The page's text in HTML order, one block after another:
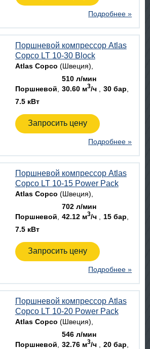
Подробнее »
Поршневой компрессор Atlas
Copco LT 10-30 Block
Atlas Copco (Швеция)
Поршневой
510 л/мин
30.60 м3/ч
30 бар
7.5 кВт
Запросить цену
Подробнее »
Поршневой компрессор Atlas
Copco LT 10-15 Power Pack
Atlas Copco (Швеция)
Поршневой
702 л/мин
42.12 м3/ч
15 бар
7.5 кВт
Запросить цену
Подробнее »
Поршневой компрессор Atlas
Copco LT 10-20 Power Pack
Atlas Copco (Швеция)
Поршневой
546 л/мин
32.76 м3/ч
20 бар